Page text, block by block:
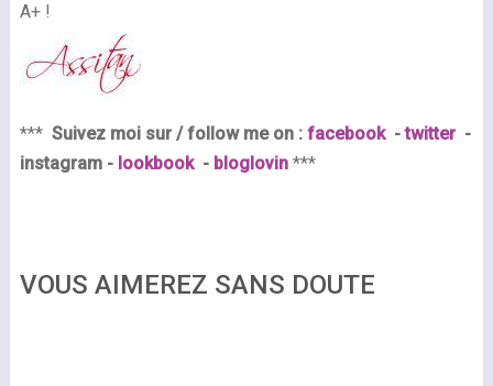
A+ !
*** Suivez moi sur / follow me on : facebook -twitter -
instagram - lookbook - bloglovin***
VOUS AIMEREZ SANS DOUTE